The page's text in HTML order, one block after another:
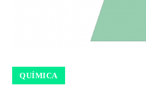
QUÍMICA